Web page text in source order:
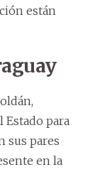
están
Estado para
sus pares
en la